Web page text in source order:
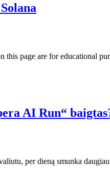
this page are for educational
AI Run“
per dieną smunka